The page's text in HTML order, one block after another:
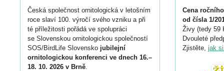
Česká společnost ornitologická v letošním
roce slaví 100. výročí svého vzniku a při
té příležitosti pořádá ve spolupráci
se Slovenskou ornitologickou společností
SOS/BirdLife Slovensko jubilejní
ornitologickou konferenci ve dnech 16.–
18. 10. 2026 v Brně.
Cena
od čísla 1/
Živy (tedy 59
Dvouleté
Zjistěte, jak